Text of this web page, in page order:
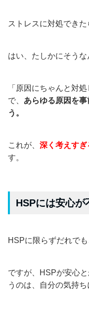
ストレスに対処できた
はい、たしかにそうな
「原因にちゃんと対
で、 あらゆる原因を
う。
これが、 深く考えす
す。
HSPには安心が
HSPに限らずだれでも
ですが、HSPが安心
うのは、自分の気持ち